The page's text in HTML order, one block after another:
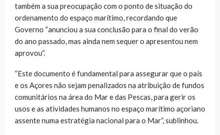
também a sua preocupação com o ponto de situação do
ordenamento do espaço marítimo, recordando que
Governo “anunciou a sua conclusão para o final do verão
do ano passado, mas ainda nem sequer o apresentou nem
aprovou”.
“Este documento é fundamental para assegurar que o país
e os Açores não sejam penalizados na atribuição de fundos
comunitários na área do Mar e das Pescas, para gerir os
usos e as atividades humanos no espaço marítimo açoriano
assente numa estratégia nacional para o Mar”, sublinhou.